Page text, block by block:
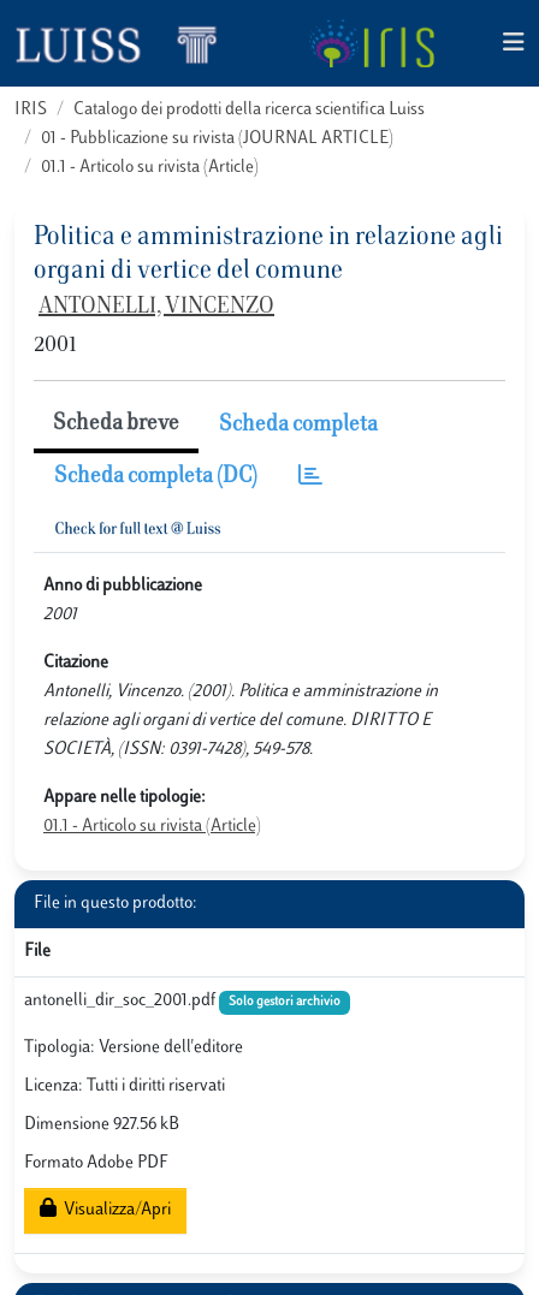
IRIS
Catalogo dei prodotti della ricerca scientifica Luiss
01 - Pubblicazione su rivista (JOURNAL ARTICLE)
01.1 - Articolo su rivista (Article)
Politica e amministrazione in relazione agli
organi di vertice del comune
ANTONELLI, VINCENZO
2001
Scheda breve Scheda completa
Scheda completa (DC)
Anno di pubblicazione
2001
Citazione
Antonelli, Vincenzo. (2001). Politica e amministrazione in
relazione agli organi di vertice del comune. DIRITTO E
SOCIETÀ, (ISSN: 0391-7428), 549-578.
Appare nelle tipologie:
01.1 - Articolo su rivista (Article)
File in questo prodotto:
File
antonelli_dir_soc_2001.pdf Solo gestori archivio
Tipologia: Versione dell'editore
Licenza: Tutti i diritti riservati
Dimensione 927.56 kB
Formato Adobe PDF
Visualizza/Apri